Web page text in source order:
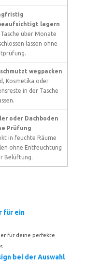
lagern
über Monate
lassen ohne
wegpacken
Kosmetika oder
in der Tasche
oder Dachboden
Prüfung
in feuchte Räume
ohne Entfeuchtung
Belüftung.
für ein
für deine perfekte
bei der Auswahl